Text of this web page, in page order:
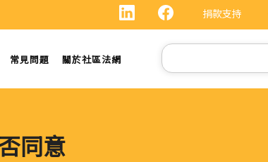
捐款支持
常見問題 關於社區法網
Search
同意